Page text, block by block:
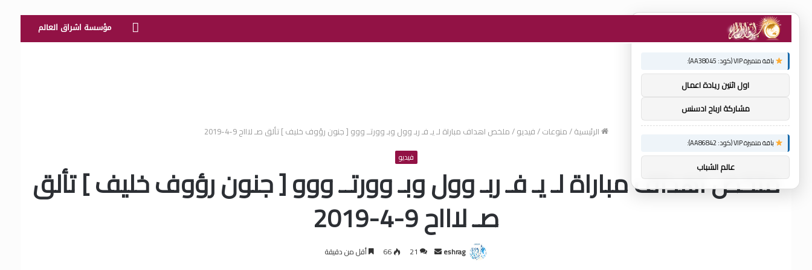
الرئيسيةمؤسسة اشراق العالم
الرئيسية/منوعات/فيديو/ملخص اهداف مباراة لـ يـ فـ ربـ وول وبـ وورتــ ووو [ جنون رؤوف خليف ] تألق صـ لاااح 9-4-2019
فيديو
ملخص اهداف مباراة لـ يـ فـ ربـ وول وبـ وورتــ ووو [ جنون رؤوف خليف ] تألق
صـ لاااح 9-4-2019
eshrag
أرسل 21
66 أقل من دقيقة
توصيات :
باقة متميزة VIP (كود: AA38045):
اول اثنين ريادة اعمال
مشاركة ارباح ادسنس
باقة متميزة VIP (كود: AA86842):
عالم الشباب